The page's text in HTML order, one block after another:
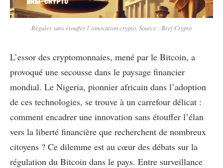
Réguler sans étouffer l’innovation crypto. Source : Bref Crypto
L’essor des cryptomonnaies, mené par le Bitcoin, a
provoqué une secousse dans le paysage financier
mondial. Le Nigeria, pionnier africain dans l’adoption
de ces technologies, se trouve à un carrefour délicat :
comment encadrer une innovation sans étouffer l’élan
vers la liberté financière que recherchent de nombreux
citoyens ? Ce dilemme est au cœur des débats sur la
régulation du Bitcoin dans le pays. Entre surveillance